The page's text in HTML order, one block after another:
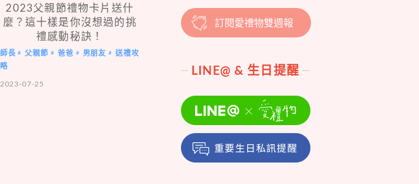
2023父親節禮物卡片送什
麼？這十樣是你沒想過的挑
禮感動秘訣！
師長 # 父親節 # 爸爸 # 男朋友 #
送禮攻
略
2023-07-25
訂閱愛禮物雙週報
LINE@ & 生日提醒